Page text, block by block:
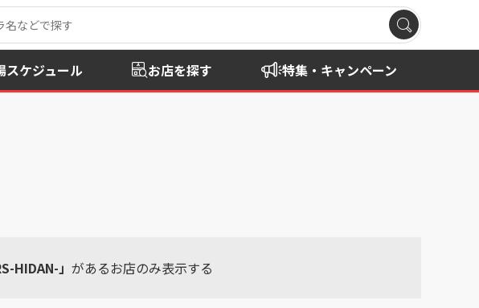
スケジュール お店を探す 特集・キャンペーン
HIDAN-」 があるお店のみ表示する